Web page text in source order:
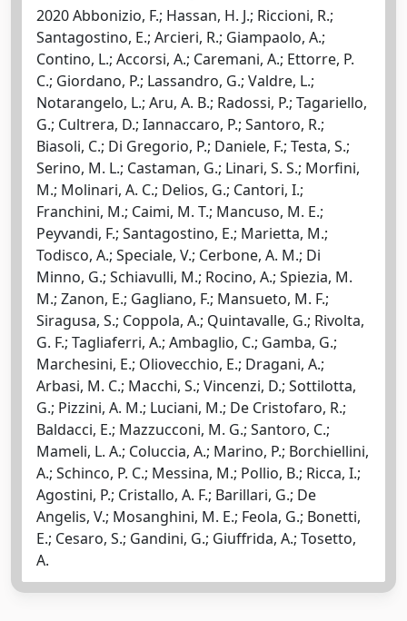
2020 Abbonizio, F.; Hassan, H. J.; Riccioni, R.;
Santagostino, E.; Arcieri, R.; Giampaolo, A.;
Contino, L.; Accorsi, A.; Caremani, A.; Ettorre, P.
C.; Giordano, P.; Lassandro, G.; Valdre, L.;
Notarangelo, L.; Aru, A. B.; Radossi, P.; Tagariello,
G.; Cultrera, D.; Iannaccaro, P.; Santoro, R.;
Biasoli, C.; Di Gregorio, P.; Daniele, F.; Testa, S.;
Serino, M. L.; Castaman, G.; Linari, S. S.; Morfini,
M.; Molinari, A. C.; Delios, G.; Cantori, I.;
Franchini, M.; Caimi, M. T.; Mancuso, M. E.;
Peyvandi, F.; Santagostino, E.; Marietta, M.;
Todisco, A.; Speciale, V.; Cerbone, A. M.; Di
Minno, G.; Schiavulli, M.; Rocino, A.; Spiezia, M.
M.; Zanon, E.; Gagliano, F.; Mansueto, M. F.;
Siragusa, S.; Coppola, A.; Quintavalle, G.; Rivolta,
G. F.; Tagliaferri, A.; Ambaglio, C.; Gamba, G.;
Marchesini, E.; Oliovecchio, E.; Dragani, A.;
Arbasi, M. C.; Macchi, S.; Vincenzi, D.; Sottilotta,
G.; Pizzini, A. M.; Luciani, M.; De Cristofaro, R.;
Baldacci, E.; Mazzucconi, M. G.; Santoro, C.;
Mameli, L. A.; Coluccia, A.; Marino, P.; Borchiellini,
A.; Schinco, P. C.; Messina, M.; Pollio, B.; Ricca, I.;
Agostini, P.; Cristallo, A. F.; Barillari, G.; De
Angelis, V.; Mosanghini, M. E.; Feola, G.; Bonetti,
E.; Cesaro, S.; Gandini, G.; Giuffrida, A.; Tosetto,
A.